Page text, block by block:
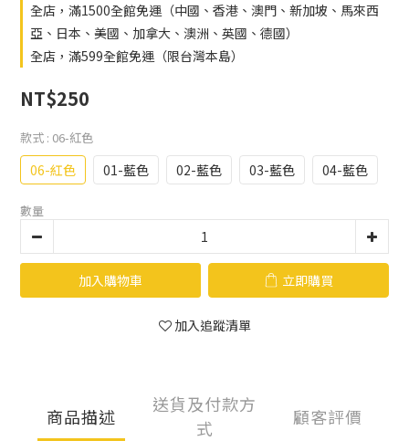
全店，滿1500全館免運（中國、香港、澳門、新加坡、馬來西
亞、日本、美國、加拿大、澳洲、英國、德國）
全店，滿599全館免運（限台灣本島）
NT$250
款式 : 06-紅色
06-紅色 01-藍色 02-藍色 03-藍色 04-藍色
數量
加入購物車 立即購買
加入追蹤清單
商品描述
送貨及付款方
式
顧客評價